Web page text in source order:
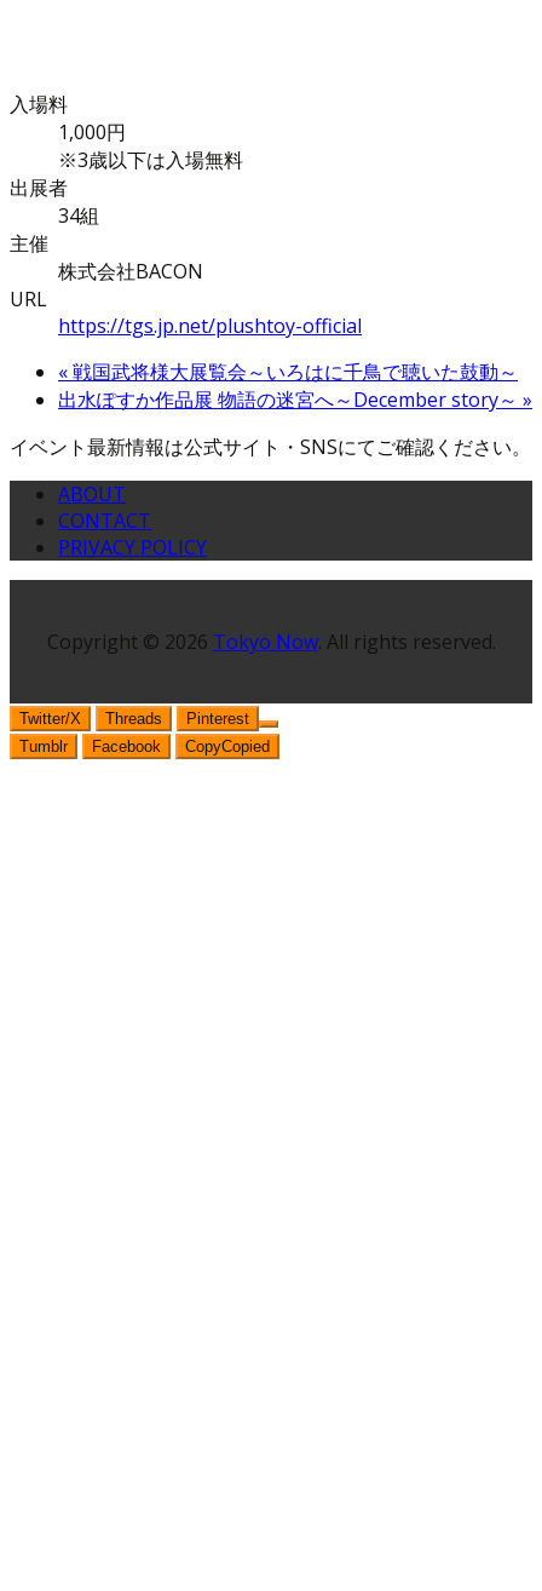
入場料
1,000円
※3歳以下は入場無料
出展者
34組
主催
株式会社BACON
URL
https://tgs.jp.net/plushtoy-official
«戦国武将様大展覧会～いろはに千鳥で聴いた鼓動～
出水ぽすか作品展 物語の迷宮へ～December story～ »
イベント最新情報は公式サイト・SNSにてご確認ください。
ABOUT
CONTACT
PRIVACY POLICY
Copyright © 2026 Tokyo Now. All rights reserved.
Twitter/X Threads
Pinterest
Tumblr
Facebook CopyCopied